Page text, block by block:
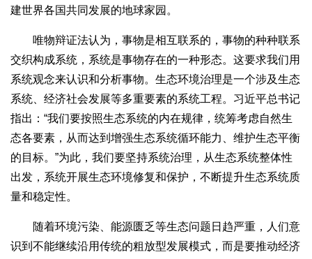
建世界各国共同发展的地球家园。
唯物辩证法认为，事物是相互联系的，事物的种种联系
交织构成系统，系统是事物存在的一种形态。这要求我们用
系统观念来认识和分析事物。生态环境治理是一个涉及生态
系统、经济社会发展等多重要素的系统工程。习近平总书记
指出：“我们要按照生态系统的内在规律，统筹考虑自然生
态各要素，从而达到增强生态系统循环能力、维护生态平衡
的目标。”为此，我们要坚持系统治理，从生态系统整体性
出发，系统开展生态环境修复和保护，不断提升生态系统质
量和稳定性。
随着环境污染、能源匮乏等生态问题日趋严重，人们意
识到不能继续沿用传统的粗放型发展模式，而是要推动经济